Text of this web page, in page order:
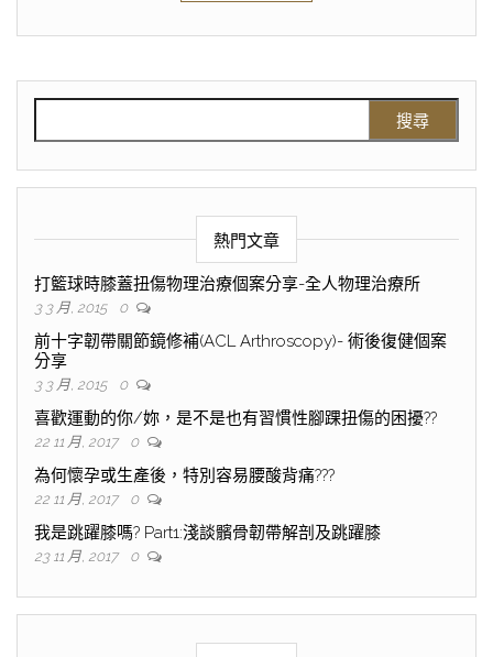
熱門文章
打籃球時膝蓋扭傷物理治療個案分享-全人物理治療所
3 3 月, 2015 0
前十字韌帶關節鏡修補(ACL Arthroscopy)- 術後復健個案
分享
3 3 月, 2015 0
喜歡運動的你/妳，是不是也有習慣性腳踝扭傷的困擾??
22 11 月, 2017 0
為何懷孕或生產後，特別容易腰酸背痛???
22 11 月, 2017 0
我是跳躍膝嗎? Part1:淺談髕骨韌帶解剖及跳躍膝
23 11 月, 2017 0